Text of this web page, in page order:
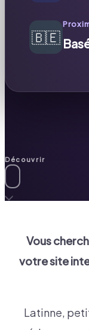
🇧🇪
Découvrir
Vous
votre site
Latinne,